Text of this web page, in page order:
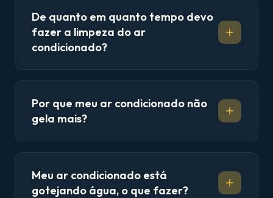
De quanto em quanto tempo devo
fazer a limpeza do ar
condicionado?
Por que meu ar condicionado não
gela mais?
Meu ar condicionado está
gotejando água, o que fazer?